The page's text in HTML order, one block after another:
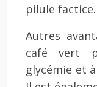
pilule factice.
Autres
café vert
glycémie et